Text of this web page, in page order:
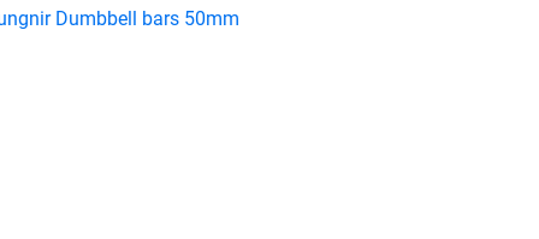
Dumbbell bars 50mm